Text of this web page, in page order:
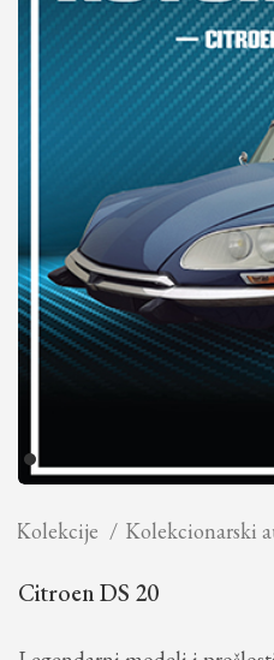
Kolekcije Kolekcionarski
Citroen DS 20